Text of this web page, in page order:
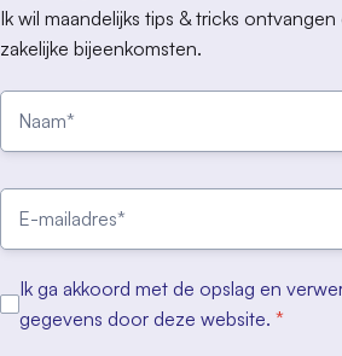
Ik wil maandelijks tips & tricks
zakelijke bijeenkomsten.
Ik ga akkoord met de opslag en
gegevens door deze website. *